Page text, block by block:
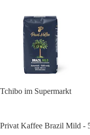
Tchibo im Supermarkt
Privat Kaffee Brazil Mild -